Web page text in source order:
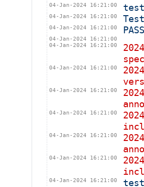
04-Jan-2024 16:21:00
04-Jan-2024 16:21:00
04-Jan-2024 16:21:00
04-Jan-2024 16:21:00
04-Jan-2024 16:21:00
04-Jan-2024 16:21:00
04-Jan-2024 16:21:00
04-Jan-2024 16:21:00
04-Jan-2024 16:21:00
04-Jan-2024 16:21:00
04-Jan-2024 16:21:00